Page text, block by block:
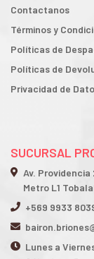
Contactanos
Términos y
Políticas de
Políticas de
Privacidad de
SUCURSAL
Av. Providencia
Metro L1
+569 9933
Lunes a